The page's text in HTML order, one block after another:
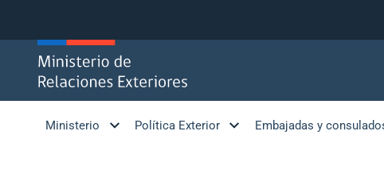
Ministerio Política Exterior Embajadas y